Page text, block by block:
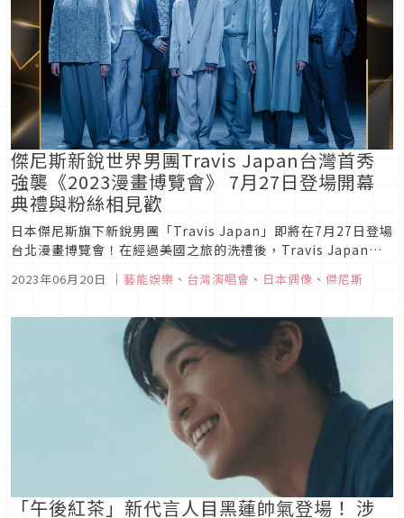
傑尼斯新銳世界男團Travis Japan台灣首秀
強襲《2023漫畫博覽會》 7月27日登場開幕
典禮與粉絲相見歡
日本傑尼斯旗下新銳男團「Travis Japan」即將在7月27日登場
台北漫畫博覽會！在經過美國之旅的洗禮後，Travis Japan在
動，去年底也曾前往新加坡及香港演出。而今年他們終於要首次
2023年06月20日 ｜ 藝能娛樂 、 台灣演唱會 、 日本偶像 、 傑尼斯
「午後紅茶」新代言人目黑蓮帥氣登場！ 涉